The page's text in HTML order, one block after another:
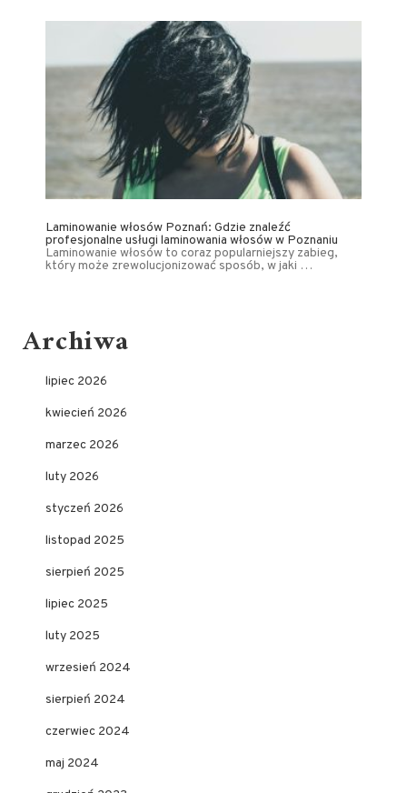
Laminowanie włosów Poznań: Gdzie znaleźć
profesjonalne usługi laminowania włosów w Poznaniu
Laminowanie włosów to coraz popularniejszy zabieg,
który może zrewolucjonizować sposób, w jaki …
Archiwa
lipiec 2026
kwiecień 2026
marzec 2026
luty 2026
styczeń 2026
listopad 2025
sierpień 2025
lipiec 2025
luty 2025
wrzesień 2024
sierpień 2024
czerwiec 2024
maj 2024